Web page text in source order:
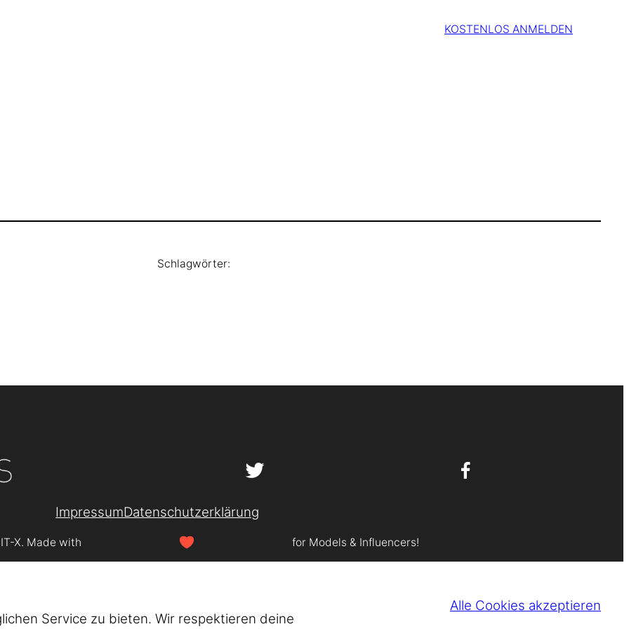
KOSTENLOS ANMELDEN
Schlagwörter:
ImpressumDatenschutzerklärung
X. Made with for Models & Influencers!
Service zu bieten. Wir respektieren deine
Alle Cookies akzeptieren